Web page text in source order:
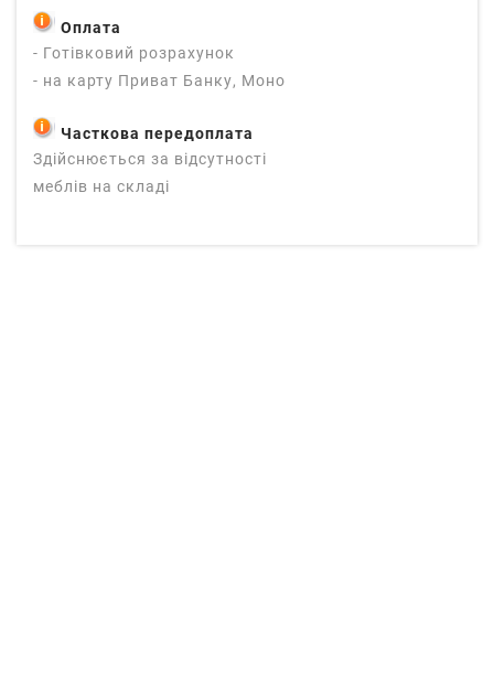
Оплата
- Готівковий розрахунок
- на карту Приват Банку, Моно
Часткова передоплата
Здійснюється за відсутності
меблів на складі